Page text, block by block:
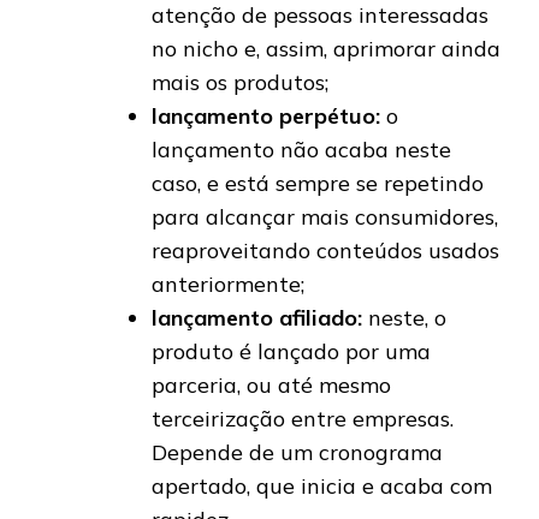
atenção de pessoas interessadas
no nicho e, assim, aprimorar ainda
mais os produtos;
lançamento perpétuo: o
lançamento não acaba neste
caso, e está sempre se repetindo
para alcançar mais consumidores,
reaproveitando conteúdos usados
anteriormente;
lançamento afiliado: neste, o
produto é lançado por uma
parceria, ou até mesmo
terceirização entre empresas.
Depende de um cronograma
apertado, que inicia e acaba com